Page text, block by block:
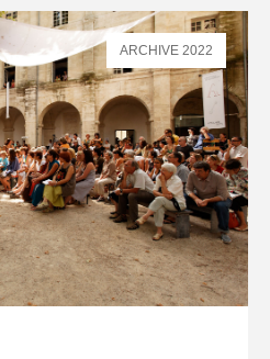
ARCHIVE 2022